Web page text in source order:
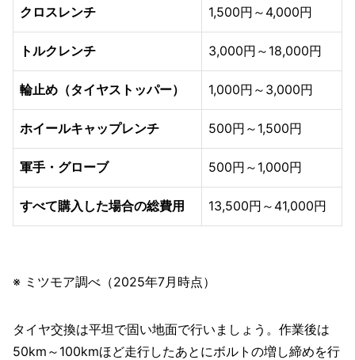
クロスレンチ 1,500円～4,000円
トルクレンチ 3,000円～18,000円
輪止め（タイヤストッパー） 1,000円～3,000円
ホイールキャップレンチ 500円～1,500円
軍手・グローブ 500円～1,000円
すべて購入した場合の総費用 13,500円～41,000円
※ ミツモア調べ（2025年7月時点）
タイヤ交換は平坦で固い地面で行いましょう。作業後は
50km～100kmほど走行したあとにボルトの増し締めを行